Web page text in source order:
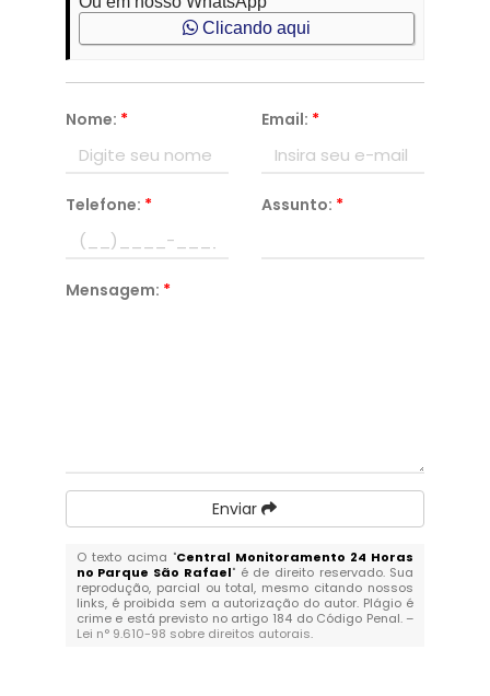
Clicando aqui
Nome: * Email: *
Telefone: * Assunto: *
Mensagem: *
Enviar
O texto acima "Central Monitoramento 24 Horas
no Parque São Rafael" é de direito reservado. Sua
reprodução, parcial ou total, mesmo citando nossos
links, é proibida sem a autorização do autor. Plágio é
crime e está previsto no artigo 184 do Código Penal. –
Lei n° 9.610-98 sobre direitos autorais.